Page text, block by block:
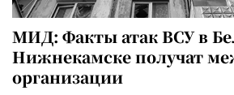
МИД: Факты атак ВСУ в
Нижнекамске получат
организации